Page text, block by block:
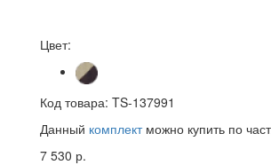
Цвет:
Код товара: TS-137991
Данный комплектможно купить по
7 530 р.